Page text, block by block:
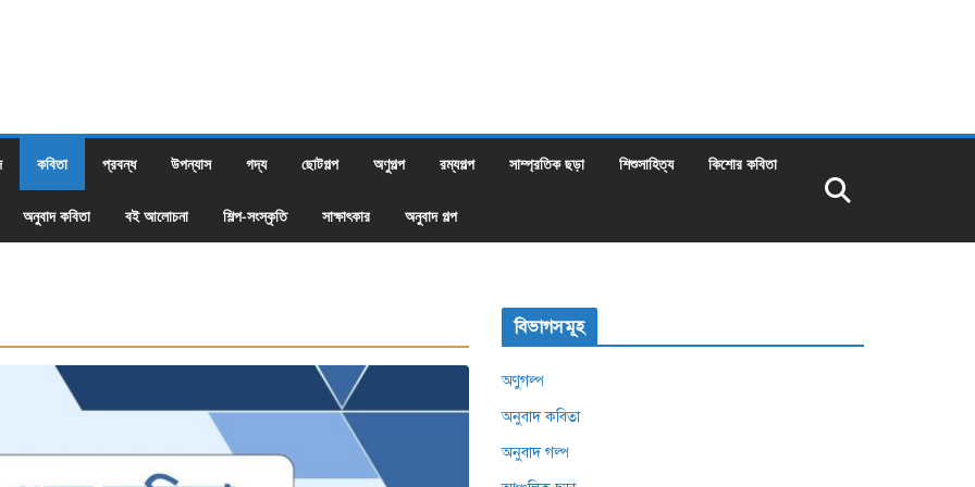
কবিতা প্রবন্ধ উপন্যাস গদ্য ছোটগল্প অণুগল্প রম্যগল্প সাম্প্রতিক ছড়া শিশুসাহিত্য কিশোর কবিতা
অনুবাদ কবিতা বই আলোচনা শিল্প-সংস্কৃতি সাক্ষাৎকার অনুবাদ গল্প
বিভাগসমূহ
অণুগল্প
অনুবাদ কবিতা
অনুবাদ গল্প